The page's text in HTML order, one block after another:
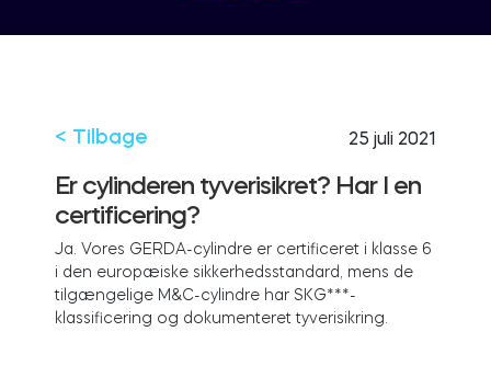
Tedee GO
Tedee GO2
BLOG
< Tilbage 25 juli 2021
Er cylinderen tyverisikret? Har I en
certificering?
Ja. Vores GERDA-cylindre er certificeret i klasse 6
i den europæiske sikkerhedsstandard, mens de
tilgængelige M&C-cylindre har SKG***-
klassificering og dokumenteret tyverisikring.